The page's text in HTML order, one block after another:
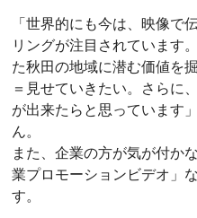
「世界的にも今は、映像で
リングが注目されています
た秋田の地域に潜む価値を
＝見せていきたい。さらに
が出来たらと思っています
ん。
また、企業の方が気が付か
業プロモーションビデオ」
す。